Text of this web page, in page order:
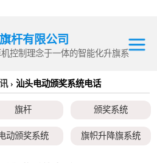
杆有限公司
控制理念于一体的智能化升旗系
› 汕头电动颁奖系统电话
旗杆 颁奖系统
动颁奖系统 旗帜升降旗系统